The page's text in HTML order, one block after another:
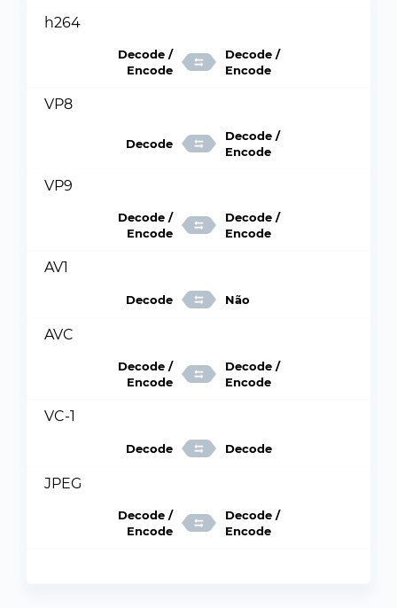
h264
Decode /
Encode
Decode /
Encode
VP8
Decode
Decode /
Encode
VP9
Decode /
Encode
Decode /
Encode
AV1
Decode Não
AVC
Decode /
Encode
Decode /
Encode
VC-1
Decode Decode
JPEG
Decode /
Encode
Decode /
Encode